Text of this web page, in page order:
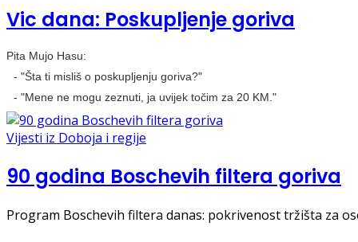
Vic dana: Poskupljenje goriva
Pita Mujo Hasu:
- "Šta ti misliš o poskupljenju goriva?"
- "Mene ne mogu zeznuti, ja uvijek točim za 20 KM."
Vijesti iz Doboja i regije
90 godina Boschevih filtera goriva
Program Boschevih filtera danas: pokrivenost tržišta za